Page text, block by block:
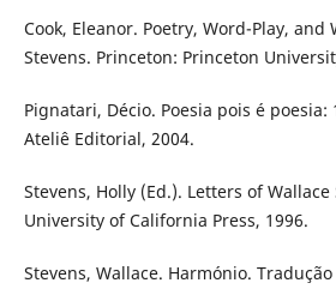
Cook, Eleanor. Poetry, Word-Play, and
Stevens. Princeton: Princeton
Pignatari, Décio. Poesia pois é poesia:
Ateliê Editorial, 2004.
Stevens, Holly (Ed.). Letters of Wallace
University of California Press, 1996.
Stevens, Wallace. Harmónio.